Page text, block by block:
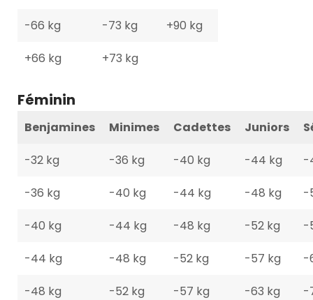
-66 kg -73 kg +90 kg
+66 kg +73 kg
Féminin
Benjamines Minimes Cadettes Juniors
-32 kg -36 kg -40 kg -44 kg -
-36 kg -40 kg -44 kg -48 kg -
-40 kg -44 kg -48 kg -52 kg -
-44 kg -48 kg -52 kg -57 kg -
-48 kg -52 kg -57 kg -63 kg -